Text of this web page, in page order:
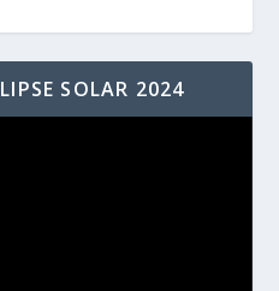
SOLAR 2024